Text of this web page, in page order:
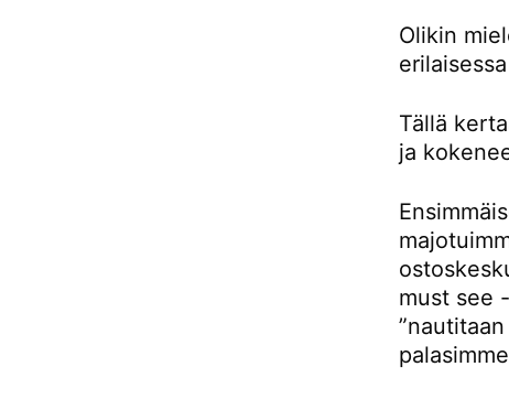
Olikin
Tällä
ja
must see